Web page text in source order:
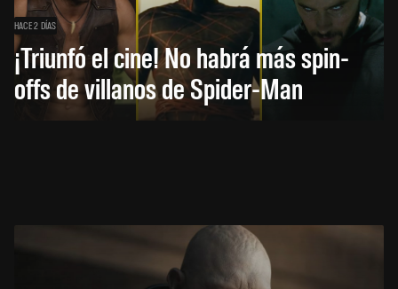
HACE 2 DÍAS
¡Triunfó el cine! No habrá más spin-
offs de villanos de Spider-Man